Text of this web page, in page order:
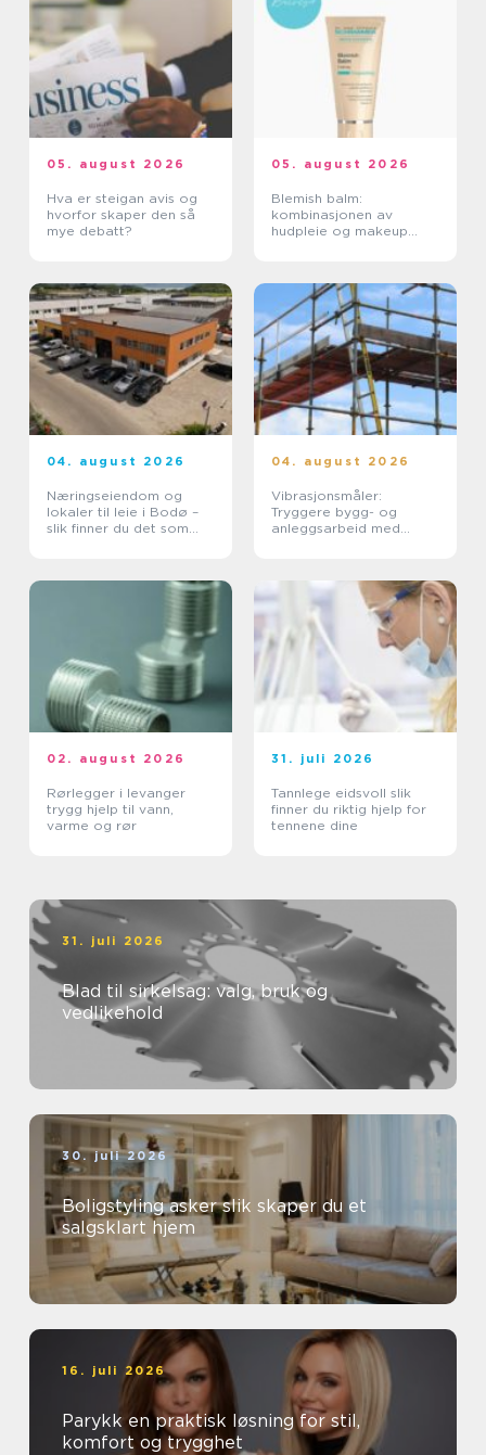
05. august 2026
Hva er steigan avis og
hvorfor skaper den så
mye debatt?
05. august 2026
Blemish balm:
kombinasjonen av
hudpleie og makeup
04. august 2026
Næringseiendom og
lokaler til leie i Bodø –
slik finner du det som
04. august 2026
Vibrasjonsmåler:
Tryggere bygg- og
anleggsarbeid med
02. august 2026
Rørlegger i levanger
trygg hjelp til vann,
varme og rør
31. juli 2026
Tannlege eidsvoll slik
finner du riktig hjelp for
tennene dine
31. juli 2026
Blad til sirkelsag: valg, bruk og
vedlikehold
30. juli 2026
Boligstyling asker slik skaper du et
salgsklart hjem
16. juli 2026
Parykk en praktisk løsning for stil,
komfort og trygghet